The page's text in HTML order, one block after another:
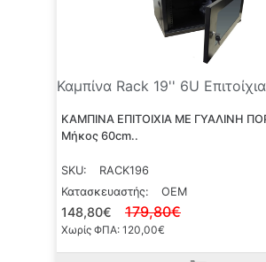
Καμπίνα Rack 19'' 6U Επιτοίχια
KΑΜΠΙΝΑ ΕΠΙΤΟΙΧΙΑ ΜΕ ΓΥΑΛΙΝΗ
Μήκος 60cm..
SKU:
RACK196
Κατασκευαστής:
OEM
148,80€ 179,80€
Χωρίς ΦΠΑ: 120,00€